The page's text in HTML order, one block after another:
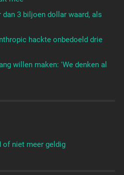
3 biljoen dollar waard, als
hackte onbedoeld drie
willen maken: 'We denken al
of niet meer geldig